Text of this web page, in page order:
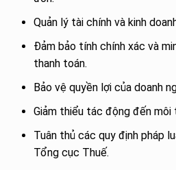
Quản lý tài chính và kinh
Đảm bảo tính chính xác và
thanh toán.
Bảo vệ quyền lợi của doanh
Giảm thiểu tác động đến môi
Tuân thủ các quy định pháp
Tổng cục Thuế.